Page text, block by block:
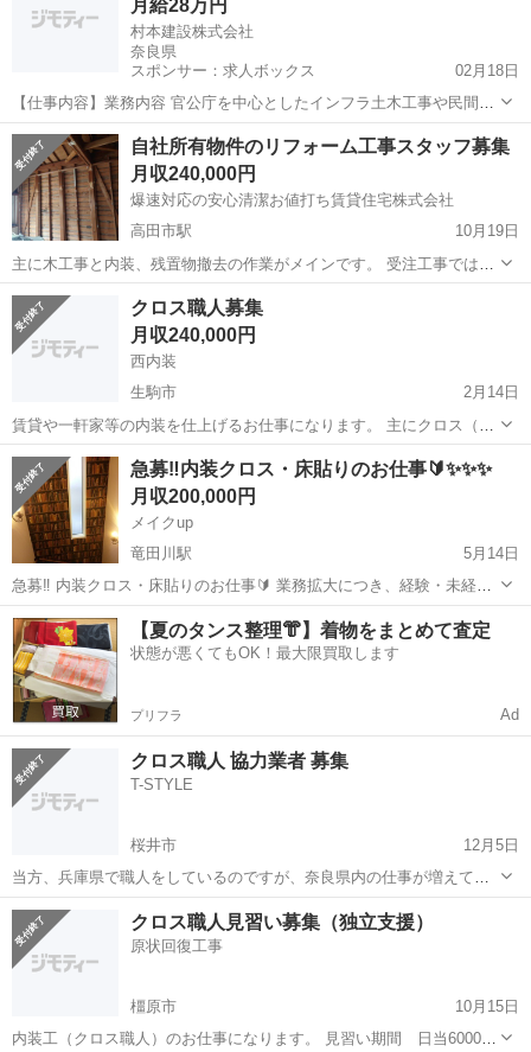
をモルダー機等で切削...月給28万円
村本建設株式会社
奈良県
スポンサー：求人ボックス
02月18日
【仕事内容】業務内容 官公庁を中心としたインフラ土木工事や民間大
型土木工事の品質・工程・安全・原価の管理をお任せいたします。 案
件について 下水道(シールド工事で穴を掘り貯留槽にする工事)や道路
関係(下部工やトンネル、高速道路)な...
正社員
自社所有物件のリフォーム工事スタッフ募集
月収240,000円
爆速対応の安心清潔お値打ち賃貸住宅株式会社
高田市駅
10月19日
主に木工事と内装、残置物撤去の作業がメインです。 受注工事ではな
いので、工期を自由にでき、うるさい施主や元請がいないのが特徴で
す！更に居住中の現場も稀にしかなく、小規模現場直行直帰でコミュ
ニケーションが凄く楽です。 社長も現...
奈良 大和高田市 高田市駅
クロス職人募集
月収240,000円
西内装
生駒市
2月14日
賃貸や一軒家等の内装を仕上げるお仕事になります。 主にクロス（壁
紙）を貼るお仕事になります。 少人数でなやってますので人間関係も
よく長く働ける環境となっております。 募集 18歳〜35歳まで。 未経
験大歓迎（経験者優遇）...
奈良 生駒市 内装職人
急募‼️内装クロス・床貼りのお仕事🔰✨✨✨
月収200,000円
メイクup
竜田川駅
5月14日
急募‼️ 内装クロス・床貼りのお仕事🔰 業務拡大につき、経験・未経験
🔰問わず、歓迎いたします‼️ 丁寧な施工とご好評いただき、たくさん
のご依頼をいただき人手が足りません‼️ お問い合わせ・ご応募、お待
ちしています‼️ ...
奈良 生駒郡 竜田川駅 内装職人
【夏のタンス整理👘】着物をまとめて査定
状態が悪くてもOK！最大限買取します
プリフラ Ad
クロス職人 協力業者 募集
T-STYLE
桜井市
12月5日
当方、兵庫県で職人をしているのですが、奈良県内の仕事が増えてき
ており協力業者さんを募集しております。 仕事は切れずにお渡しでき
ると思います。 内容は、賃貸物件のクロス貼替え及びCF貼替え、フロ
アタイル等です。 ...
奈良 内装職人 職人
クロス職人見習い募集（独立支援）
原状回復工事
橿原市
10月15日
内装工（クロス職人）のお仕事になります。 見習い期間 日当6000円